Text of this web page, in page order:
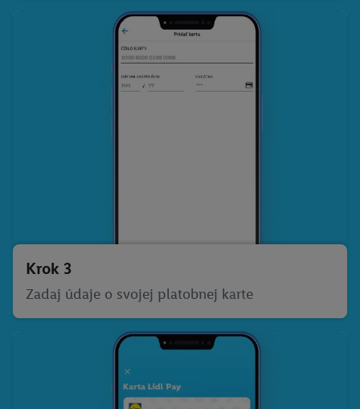
Krok 3
Zadaj údaje o svojej platobnej karte